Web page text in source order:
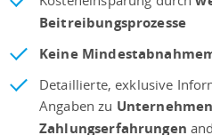
Beitreibungsprozesse
Keine
Detaillierte, exklusive
Angaben zu
Zahlungserfahrungen